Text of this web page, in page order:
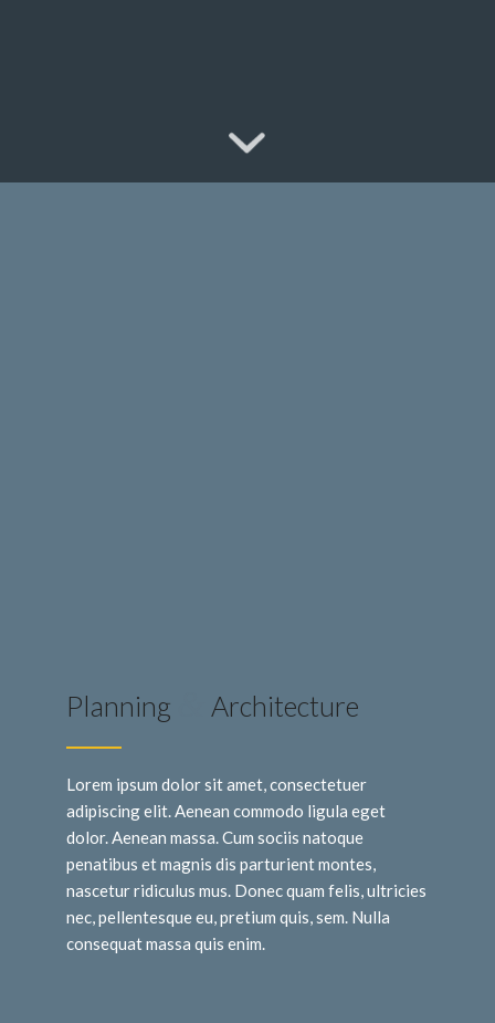
Planning Architecture
Lorem ipsum dolor sit amet, consectetuer
adipiscing elit. Aenean commodo ligula eget
dolor. Aenean massa. Cum sociis natoque
penatibus et magnis dis parturient montes,
nascetur ridiculus mus. Donec quam felis, ultricies
nec, pellentesque eu, pretium quis, sem. Nulla
consequat massa quis enim.